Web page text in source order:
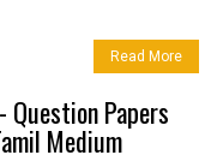
Read More
Papers
Medium